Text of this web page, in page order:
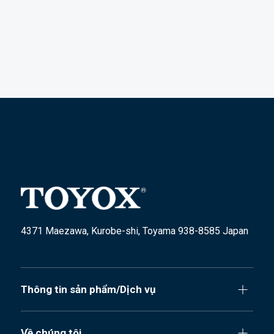
4371 Maezawa, Kurobe-shi, Toyama 938-8585 Japan
Thông tin sản phẩm/Dịch vụ